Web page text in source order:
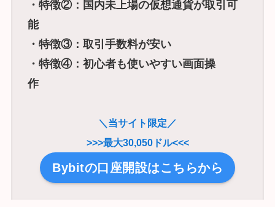
・特徴②：国内未上場の仮想通貨が取引可
能
・特徴③：取引手数料が安い
・特徴④：初心者も使いやすい画面操
作
＼当サイト限定／
>>>最大30,050ドル<<<
Bybitの口座開設はこちらから